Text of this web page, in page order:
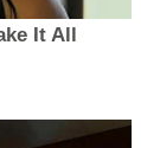
It All